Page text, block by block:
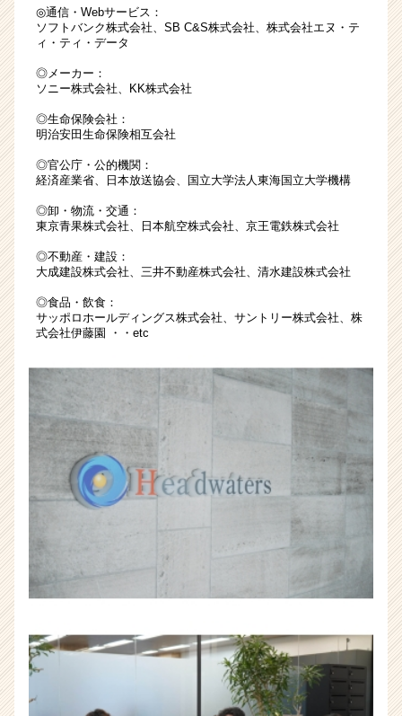
カ
ウ
届
就
活
サ
イ
チ
ャ
ア
（CheerCareer）
◎通信・Webサービス：
ソフトバンク株式会社、SB C&S株式会社、株式会社エヌ・テ
ィ・ティ・データ
◎メーカー：
ソニー株式会社、KK株式会社
◎生命保険会社：
明治安田生命保険相互会社
◎官公庁・公的機関：
経済産業省、日本放送協会、国立大学法人東海国立大学機構
◎卸・物流・交通：
東京青果株式会社、日本航空株式会社、京王電鉄株式会社
◎不動産・建設：
大成建設株式会社、三井不動産株式会社、清水建設株式会社
◎食品・飲食：
サッポロホールディングス株式会社、サントリー株式会社、株
式会社伊藤園 ・・etc